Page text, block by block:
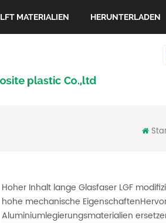
LFT MATERIALIEN HERUNTERLADEN
Hoher Inhalt lange Glasfaser LGF
hohe mechanische
Aluminiumlegierungsmaterialien